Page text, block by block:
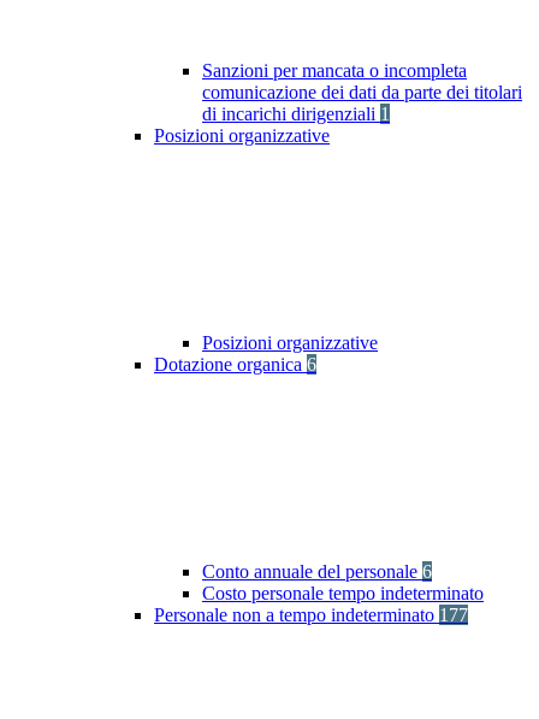
Sanzioni per mancata o incompleta
comunicazione dei dati da parte dei titolari
di incarichi dirigenziali 1
Posizioni organizzative
Posizioni organizzative
Dotazione organica 6
Conto annuale del personale 6
Costo personale tempo indeterminato
Personale non a tempo indeterminato 177